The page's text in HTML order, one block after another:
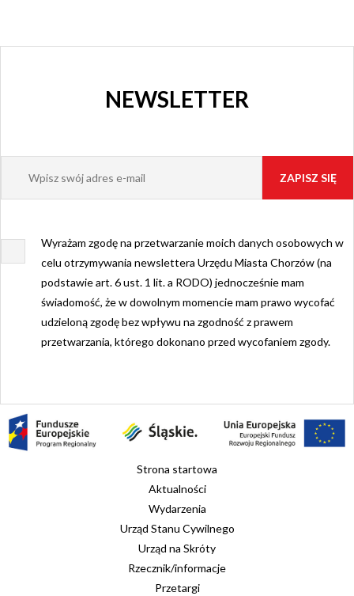
NEWSLETTER
Wyrażam zgodę na przetwarzanie moich danych osobowych w
celu otrzymywania newslettera Urzędu Miasta Chorzów (na
podstawie art. 6 ust. 1 lit. a RODO) jednocześnie mam
świadomość, że w dowolnym momencie mam prawo wycofać
udzieloną zgodę bez wpływu na zgodność z prawem
przetwarzania, którego dokonano przed wycofaniem zgody.
Strona startowa
Aktualności
Wydarzenia
Urząd Stanu Cywilnego
Urząd na Skróty
Rzecznik/informacje
Przetargi